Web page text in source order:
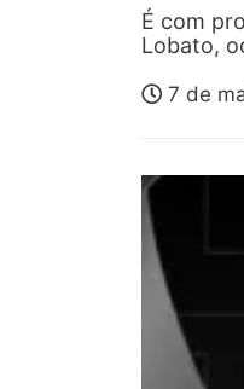
É com
Lobato,
7 de